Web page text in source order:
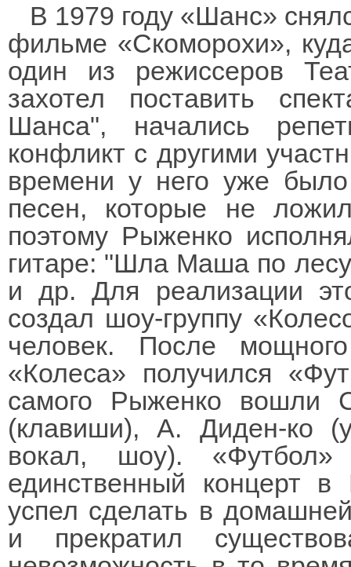
В 1979 году «Шанс»
фильме «Скоморохи»,
один из режиссеров
захотел поставить
Шанса", начались
конфликт с другими
времени у него уже
песен, которые не
поэтому Рыженко
гитаре: "Шла Маша по
и др. Для реализации
создал шоу-группу
человек. После
«Колеса» получился
самого Рыженко вошли
(клавиши), А. Диден-ко
вокал, шоу).
единственный концерт
успел сделать в
и прекратил